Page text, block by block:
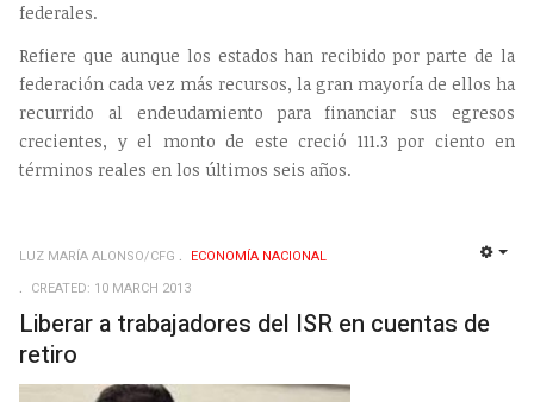
federales.
Refiere que aunque los estados han recibido por parte de la
federación cada vez más recursos, la gran mayoría de ellos ha
recurrido al endeudamiento para financiar sus egresos
crecientes, y el monto de este creció 111.3 por ciento en
términos reales en los últimos seis años.
LUZ MARÍA ALONSO/CFG
ECONOMÍ­A NACIONAL
CREATED: 10 MARCH 2013
Liberar a trabajadores del ISR en cuentas de
retiro